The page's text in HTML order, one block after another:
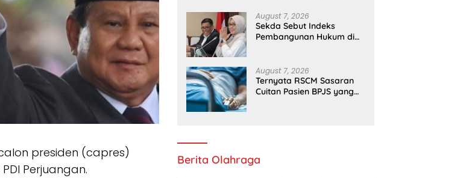
presiden (capres)
Perjuangan.
August 7, 2026
Sekda Sebut Indeks
Pembangunan Hukum di
August 7, 2026
Ternyata RSCM Sasaran
Cuitan Pasien BPJS yang
Berita Olahraga